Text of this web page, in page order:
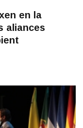
en la
aliances